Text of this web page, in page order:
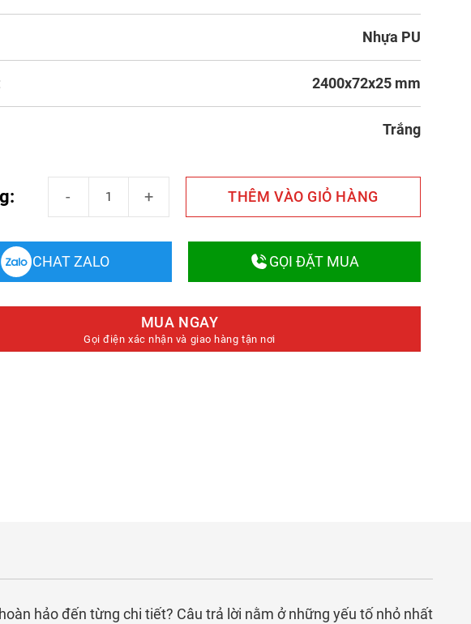
Nhựa PU
2400x72x25 mm
Trắng
THÊM VÀO GIỎ HÀNG
CHAT ZALO GỌI ĐẶT MUA
MUA NGAY
Gọi điện xác nhận và giao hàng tận nơi
hảo đến từng chi tiết? Câu trả lời nằm ở những yếu tố nhỏ nhất